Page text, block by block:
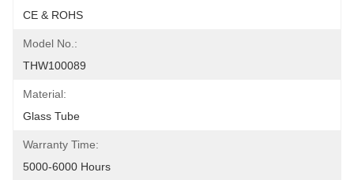
CE & ROHS
Model No.:
THW100089
Material:
Glass Tube
Warranty Time:
5000-6000 Hours